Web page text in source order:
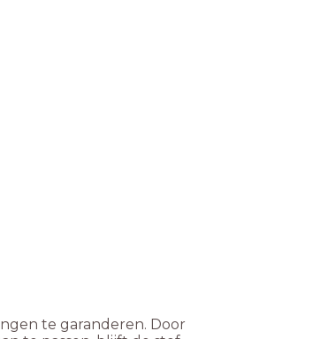
te garanderen. Door